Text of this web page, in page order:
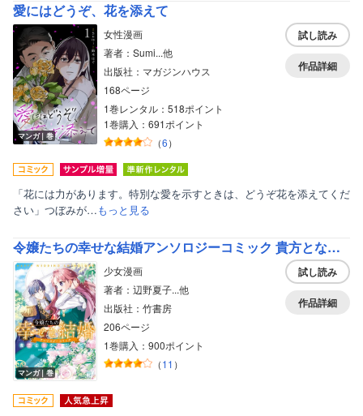
愛にはどうぞ、花を添えて
マンガ｜巻
女性漫画
著者：Sumi...他
出版社：マガジンハウス
168ページ
1巻レンタル：518ポイント
1巻購入：691ポイント
（6）
試し読み
作品詳細
「花には力があります。特別な愛を示すときは、どうぞ花を添えてくだ
さい」つぼみが…もっと見る
令嬢たちの幸せな結婚アンソロジーコミック 貴方とならどこへでも
マンガ｜巻
少女漫画
著者：辺野夏子...他
出版社：竹書房
206ページ
1巻購入：900ポイント
（11 ）
試し読み
作品詳細